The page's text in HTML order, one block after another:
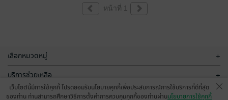
หน้าที่ 1
เลือกหมวดหมู่ +
บริการช่วยเหลือ +
เกี่ยวกับเรา
เว็บไซต์นี้มีการใช้คุกกี้ โปรดยอมรับนโยบายคุกกี้เพื่อประสบการณ์การใช้บริการที่ดีที่สุด
ของท่าน ท่านสามารถศึกษาวิธีการตั้งค่าการควบคุมคุกกี้ของท่านผ่านนโยบายการใช้คุกกี้